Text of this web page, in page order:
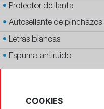
• Protector de llanta
• Autosellante de pinchazos
• Letras blancas
• Espuma antiruido
COOKIES